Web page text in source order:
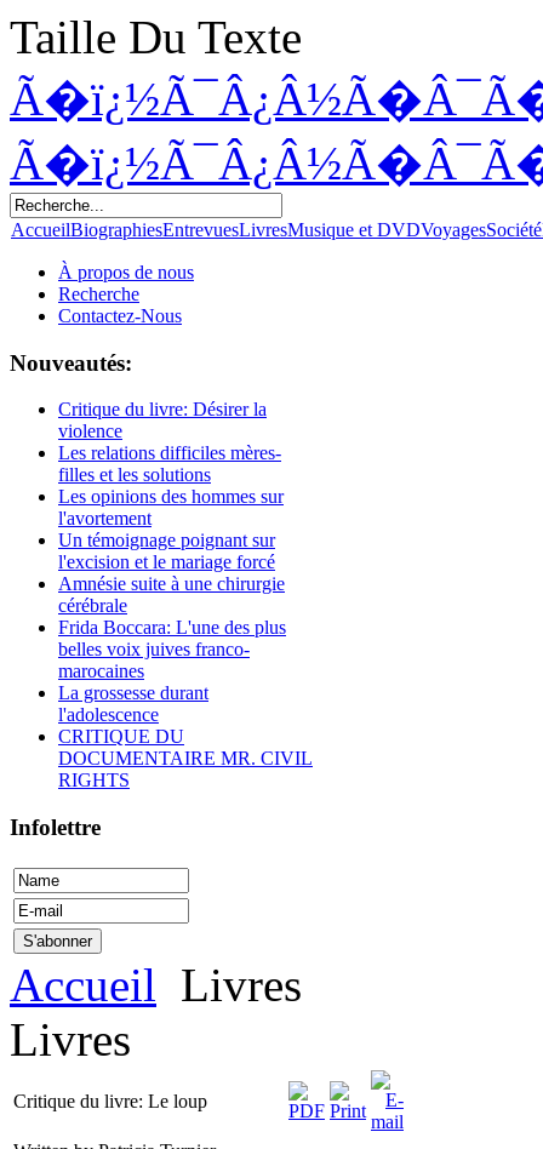
Taille Du Texte
AccueilBiographiesEntrevuesLivresMusique et DVDVoyagesSociété
À propos de nous
Recherche
Contactez-Nous
Nouveautés:
Critique du livre: Désirer la
violence
Les relations difficiles mères-
filles et les solutions
Les opinions des hommes sur
l'avortement
Un témoignage poignant sur
l'excision et le mariage forcé
Amnésie suite à une chirurgie
cérébrale
Frida Boccara: L'une des plus
belles voix juives franco-
marocaines
La grossesse durant
l'adolescence
CRITIQUE DU
DOCUMENTAIRE MR. CIVIL
RIGHTS
Infolettre
Accueil Livres
Livres
Critique du livre: Le loup